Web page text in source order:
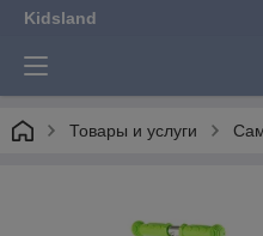
Kidsland
Товары и услуги